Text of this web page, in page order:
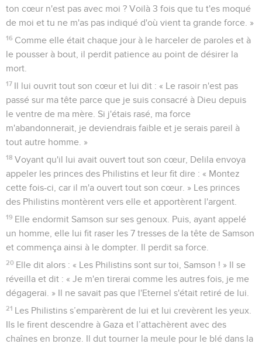
ton cœur n'est pas avec moi ? Voilà 3 fois que tu t'es moqué
de moi et tu ne m'as pas indiqué d'où vient ta grande force. »
16 Comme elle était chaque jour à le harceler de paroles et à
le pousser à bout, il perdit patience au point de désirer la
mort.
17 Il lui ouvrit tout son cœur et lui dit : « Le rasoir n'est pas
passé sur ma tête parce que je suis consacré à Dieu depuis
le ventre de ma mère. Si j'étais rasé, ma force
m'abandonnerait, je deviendrais faible et je serais pareil à
tout autre homme. »
18 Voyant qu'il lui avait ouvert tout son cœur, Delila envoya
appeler les princes des Philistins et leur fit dire : « Montez
cette fois-ci, car il m'a ouvert tout son cœur. » Les princes
des Philistins montèrent vers elle et apportèrent l'argent.
19 Elle endormit Samson sur ses genoux. Puis, ayant appelé
un homme, elle lui fit raser les 7 tresses de la tête de Samson
et commença ainsi à le dompter. Il perdit sa force.
20 Elle dit alors : « Les Philistins sont sur toi, Samson ! » Il se
réveilla et dit : « Je m'en tirerai comme les autres fois, je me
dégagerai. » Il ne savait pas que l'Eternel s'était retiré de lui.
21 Les Philistins s’emparèrent de lui et lui crevèrent les yeux.
Ils le firent descendre à Gaza et l’attachèrent avec des
chaînes en bronze. Il dut tourner la meule pour le blé dans la